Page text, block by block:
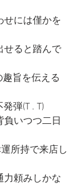
せには僅かを
せると踏んで
趣旨を伝える
弾(T . T)
いつつ二日
所持で来店し
力頼みしかな